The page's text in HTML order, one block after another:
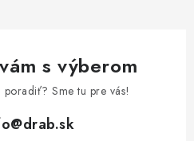
s výberom
poradiť? Sme tu pre vás!
@drab.sk